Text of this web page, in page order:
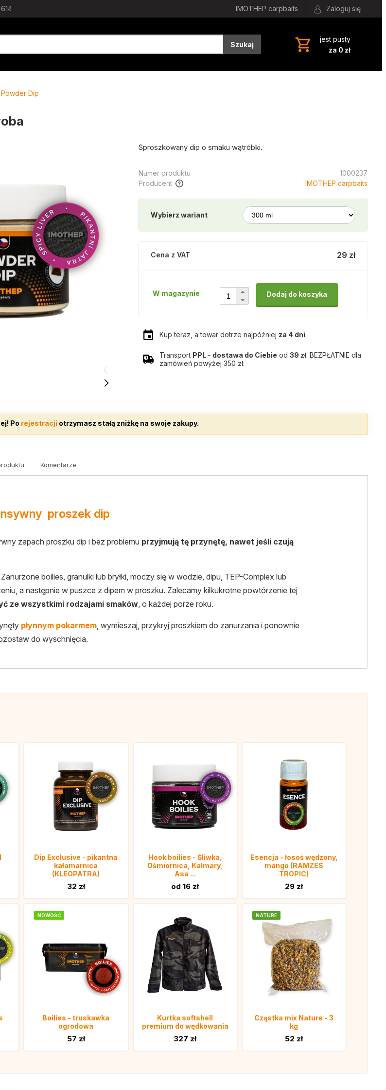
IMOTHEP carpbaits Zaloguj się
Szukaj
jest pusty
za 0 zł
Powder Dip
Sproszkowany dip o smaku wątróbki.
Numer produktu
1000237
Producent
IMOTHEP carpbaits
Wybierz wariant
29 zł
Cena z VAT
W magazynie Dodaj do koszyka
Kup teraz, a towar dotrze najpóźniej za 4 dni.
Transport PPL - dostawa do Ciebie od 39 zł. BEZPŁATNIE dla
zamówień powyżej 350 zł.
Po rejestracji otrzymasz stałą zniżkę na swoje zakupy.
Komentarze
proszek dip
zapach proszku dip i bez problemu przyjmują tę przynętę, nawet jeśli czują
Zanurzone boilies, granulki lub bryłki, moczy się w wodzie, dipu, TEP-Complex lub
a następnie w puszce z dipem w proszku. Zalecamy kilkukrotne powtórzenie tej
ze wszystkimi rodzajami smaków, o każdej porze roku.
płynnym pokarmem, wymieszaj, przykryj proszkiem do zanurzania i ponownie
do wyschnięcia.
Dip Exclusive - pikantna
kałamarnica
(KLEOPATRA)
32 zł
Hook boilies - Śliwka,
Ośmiornica, Kalmary,
Asa ...
od 16 zł
Esencja - łosoś wędzony,
mango (RAMZES
TROPIC)
29 zł
NOWOŚĆ
Boilies - truskawka
ogrodowa
57 zł
Kurtka softshell
premium do wędkowania
327 zł
NATURE
Cząstka mix Nature - 3
kg
52 zł